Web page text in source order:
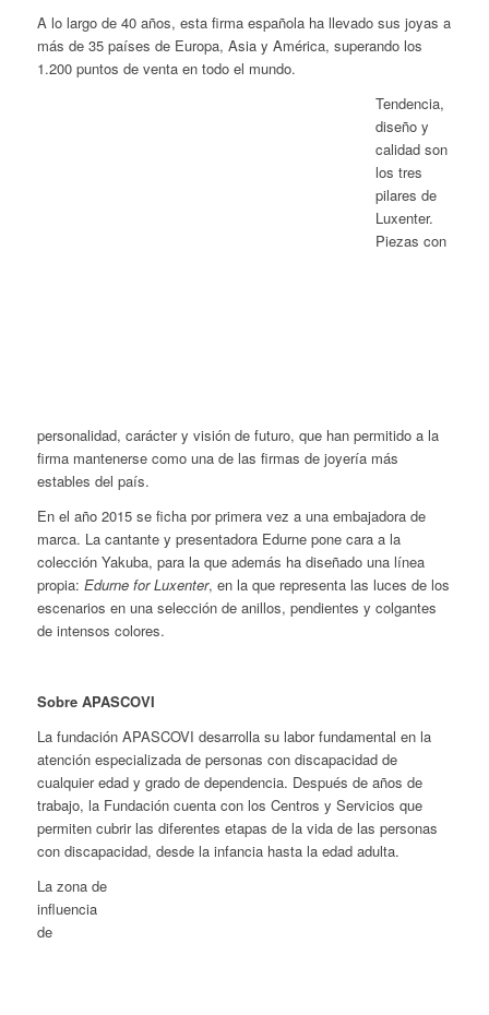
A lo largo de 40 años, esta firma española ha llevado sus joyas a
más de 35 países de Europa, Asia y América, superando los
1.200 puntos de venta en todo el mundo.
Tendencia,
diseño y
calidad son
los tres
pilares de
Luxenter.
Piezas con
personalidad, carácter y visión de futuro, que han permitido a la
firma mantenerse como una de las firmas de joyería más
estables del país.
En el año 2015 se ficha por primera vez a una embajadora de
marca. La cantante y presentadora Edurne pone cara a la
colección Yakuba, para la que además ha diseñado una línea
propia: Edurne for Luxenter, en la que representa las luces de los
escenarios en una selección de anillos, pendientes y colgantes
de intensos colores.
Sobre APASCOVI
La fundación APASCOVI desarrolla su labor fundamental en la
atención especializada de personas con discapacidad de
cualquier edad y grado de dependencia. Después de años de
trabajo, la Fundación cuenta con los Centros y Servicios que
permiten cubrir las diferentes etapas de la vida de las personas
con discapacidad, desde la infancia hasta la edad adulta.
La zona de
influencia
de